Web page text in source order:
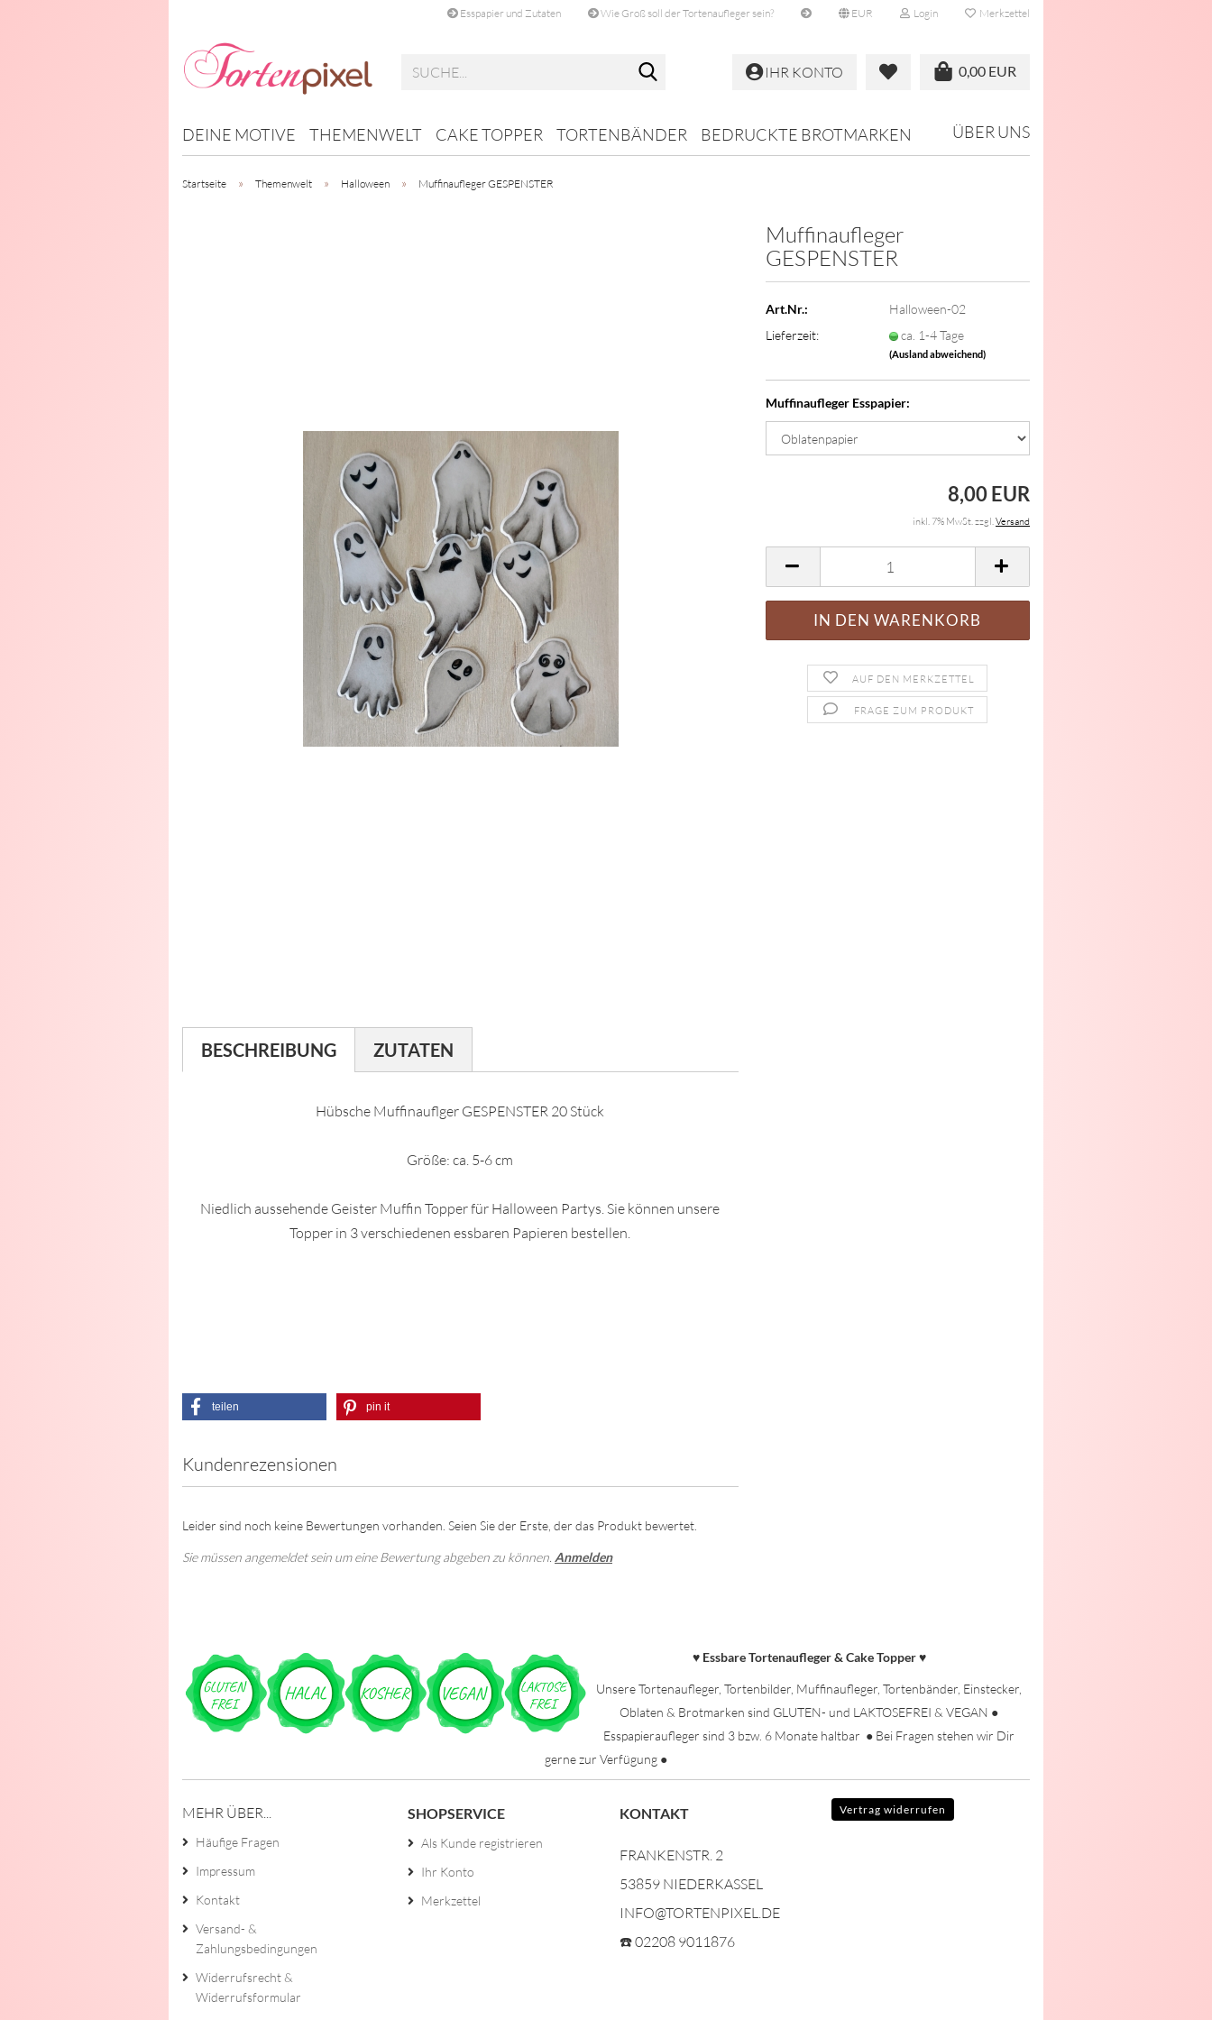
Esspapier und Zutaten Wie Groß soll der Tortenaufleger sein? EUR Login Merkzettel
0,00 EUR
IHR KONTO
DEINE MOTIVE THEMENWELT CAKE TOPPER TORTENBÄNDER BEDRUCKTE BROTMARKEN ÜBER UNS
Startseite » Themenwelt » Halloween » Muffinaufleger GESPENSTER
Muffinaufleger
GESPENSTER
Art.Nr.:
Halloween-02
Lieferzeit:
ca. 1-4 Tage
(Ausland abweichend)
Muffinaufleger Esspapier:
8,00 EUR
inkl. 7% MwSt. zzgl.Versand
AUF DEN MERKZETTEL
FRAGE ZUM PRODUKT
BESCHREIBUNG ZUTATEN
Hübsche Muffinauflger GESPENSTER 20 Stück
Größe: ca. 5-6 cm
Niedlich aussehende Geister Muffin Topper für Halloween Partys. Sie können unsere
Topper in 3 verschiedenen essbaren Papieren bestellen.
teilen pin it
Kundenrezensionen
Leider sind noch keine Bewertungen vorhanden. Seien Sie der Erste, der das Produkt bewertet.
Sie müssen angemeldet sein um eine Bewertung abgeben zu können. Anmelden
♥ Essbare Tortenaufleger & Cake Topper♥
Unsere Tortenaufleger, Tortenbilder, Muffinaufleger, Tortenbänder, Einstecker,
Oblaten & Brotmarken sind GLUTEN- und LAKTOSEFREI & VEGAN ●
Esspapieraufleger sind 3 bzw. 6 Monate haltbar ● Bei Fragen stehen wir Dir
gerne zur Verfügung ●
MEHR ÜBER...
Häufige Fragen
Impressum
Kontakt
Versand- &
Zahlungsbedingungen
Widerrufsrecht &
Widerrufsformular
SHOPSERVICE
Als Kunde registrieren
Ihr Konto
Merkzettel
KONTAKT
FRANKENSTR. 2
53859 NIEDERKASSEL
INFO@TORTENPIXEL.DE
☎️ 02208 9011876
Vertrag widerrufen